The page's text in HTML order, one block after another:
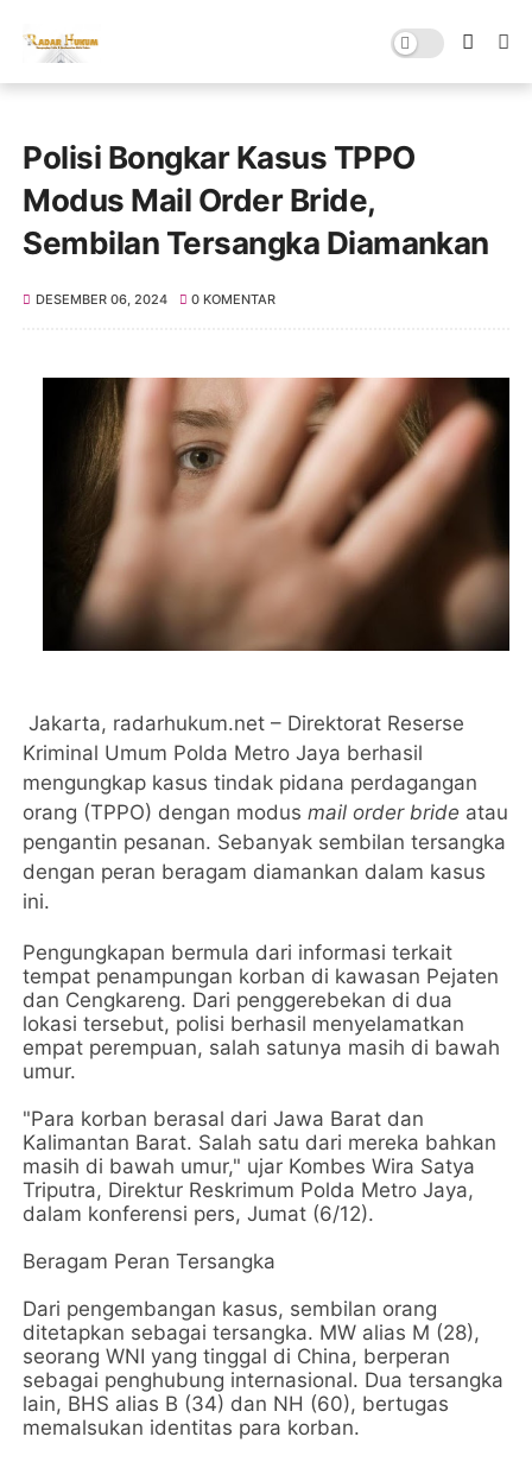
Polisi Bongkar Kasus TPPO
Modus Mail Order Bride,
Sembilan Tersangka Diamankan
DESEMBER 06, 2024 0 KOMENTAR
Jakarta, radarhukum.net – Direktorat Reserse
Kriminal Umum Polda Metro Jaya berhasil
mengungkap kasus tindak pidana perdagangan
orang (TPPO) dengan modusmail order bride atau
pengantin pesanan. Sebanyak sembilan tersangka
dengan peran beragam diamankan dalam kasus
ini.
Pengungkapan bermula dari informasi terkait
tempat penampungan korban di kawasan Pejaten
dan Cengkareng. Dari penggerebekan di dua
lokasi tersebut, polisi berhasil menyelamatkan
empat perempuan, salah satunya masih di bawah
umur.
"Para korban berasal dari Jawa Barat dan
Kalimantan Barat. Salah satu dari mereka bahkan
masih di bawah umur," ujar Kombes Wira Satya
Triputra, Direktur Reskrimum Polda Metro Jaya,
dalam konferensi pers, Jumat (6/12).
Beragam Peran Tersangka
Dari pengembangan kasus, sembilan orang
ditetapkan sebagai tersangka. MW alias M (28),
seorang WNI yang tinggal di China, berperan
sebagai penghubung internasional. Dua tersangka
lain, BHS alias B (34) dan NH (60), bertugas
memalsukan identitas para korban.